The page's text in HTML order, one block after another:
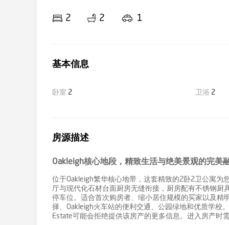
2 2 1
基本信息
卧室 2 卫浴 2
房源描述
Oakleigh核心地段，精致生活与绝美景观的完美
位于Oakleigh繁华核心地带，这套精致的2卧2卫公寓
厅与现代化石材台面厨房无缝衔接，厨房配有不锈钢
停车位。适合首次购房者、缩小居住规模的买家以及精
择、Oakleigh火车站的便利交通、公园绿地和优质学校
Estate可能会拒绝提供该房产的更多信息。进入房产时